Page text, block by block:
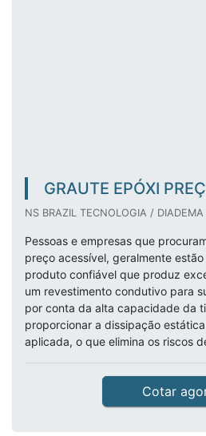
GRAUTE EPÓXI
NS BRAZIL TECNOLOGIA /
Pessoas e empresas que
preço acessível, geralmente
produto confiável que produz
um revestimento condutivo para
por conta da alta capacidade da
proporcionar a dissipação
aplicada, o que elimina os riscos
Cotar